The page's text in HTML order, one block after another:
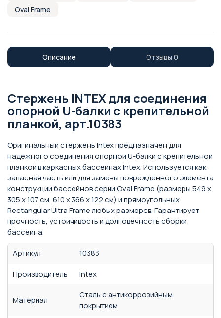
Oval Frame
Описание Отзывы 0
Стержень INTEX для соединения
опорной U-балки с крепительной
планкой, арт.10383
Оригинальный стержень Intex предназначен для
надежного соединения опорной U-балки с крепительной
планкой в каркасных бассейнах Intex. Используется как
запасная часть или для замены повреждённого элемента
конструкции бассейнов серии Oval Frame (размеры 549 х
305 х 107 см, 610 х 366 х 122 см) и прямоугольных
Rectangular Ultra Frame любых размеров. Гарантирует
прочность, устойчивость и долговечность сборки
бассейна.
Артикул
10383
Производитель
Intex
Материал
Сталь с антикоррозийным
покрытием